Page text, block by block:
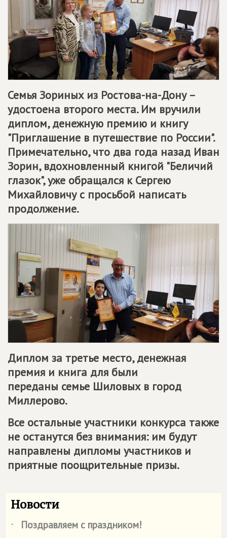
Семья Зориных из Ростова-на-Дону–
удостоена второго места. Им вручили
диплом, денежную премию и книгу
"Приглашение в путешествие по России".
Примечательно, что два года назад Иван
Зорин, вдохновленный книгой "Беличий
глазок", уже обращался к Сергею
Михайловичу с просьбой написать
продолжение.
Диплом за третье место, денежная
премия и книга для были
переданы семье Шиловых в город
Миллерово.
Все остальные участники конкурса также
не останутся без внимания: им будут
направлены дипломы участников и
приятные поощрительные призы.
Новости
˙
Поздравляем с праздником!